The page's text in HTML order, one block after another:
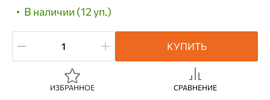
В наличии (12 уп.)
КУПИТЬ
ИЗБРАННОЕ СРАВНЕНИЕ